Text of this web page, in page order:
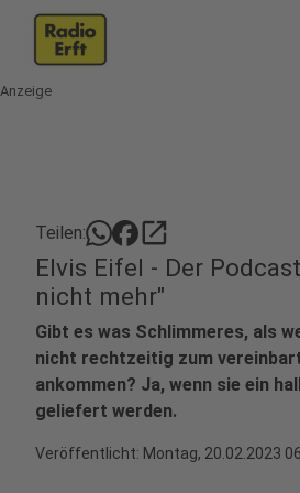
Anzeige
Teilen: open_in_new
Elvis Eifel - Der
nicht mehr"
Gibt es was Schlimmeres, als
nicht rechtzeitig zum
ankommen? Ja, wenn sie ein
geliefert werden.
Veröffentlicht: Montag, 20.02.2023